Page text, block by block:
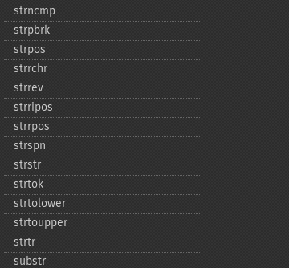
strncmp
strpbrk
strpos
strrchr
strrev
strripos
strrpos
strspn
strstr
strtok
strtolower
strtoupper
strtr
substr